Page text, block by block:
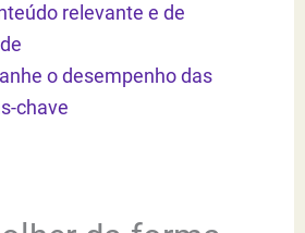
relevante e de
o desempenho das
chave